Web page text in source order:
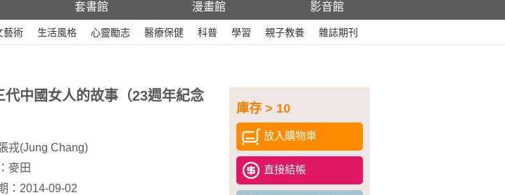
套書館 漫畫館 影音館
藝術 生活風格 心靈勵志 醫療保健 科普 學習 親子教養 雜誌期刊
庫存 > 10
放入購物車
直接結帳
代中國女人的故事（23週年紀念
戎(Jung Chang)
麥田
：2014-09-02